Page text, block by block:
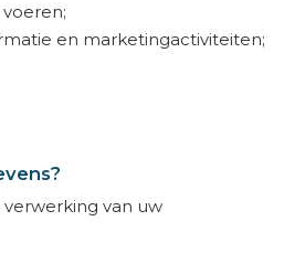
en marketingactiviteiten;
van uw